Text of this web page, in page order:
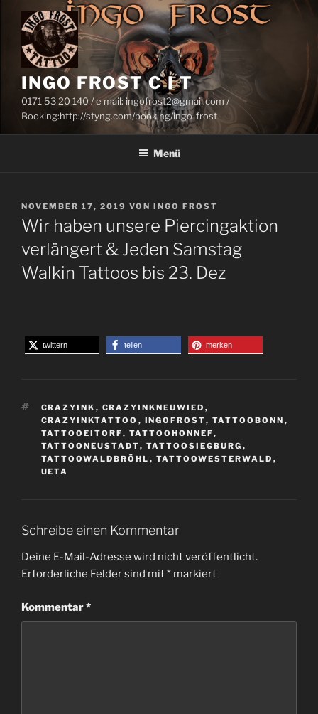
Inhalt
springen
INGO FROST C I T
0171 53 20 140 / e mail: ingofrost2@gmail.com /
Booking:http://styng.com/booking/ingo-frost
Menü
VERÖFFENTLICHT
AM
NOVEMBER 17, 2019 VON INGO FROST
Wir haben unsere Piercingaktion
verlängert & Jeden Samstag
Walkin Tattoos bis 23. Dez
twittern teilen merken
SCHLAGWÖRTER
CRAZYINK , CRAZYINKNEUWIED ,
CRAZYINKTATTOO , INGOFROST, TATTOOBONN ,
TATTOOEITORF, TATTOOHONNEF,
TATTOONEUSTADT, TATTOOSIEGBURG ,
TATTOOWALDBRÖHL , TATTOOWESTERWALD ,
UETA
Schreibe einen Kommentar
Deine E-Mail-Adresse wird nicht veröffentlicht.
Erforderliche Felder sind mit* markiert
Kommentar*